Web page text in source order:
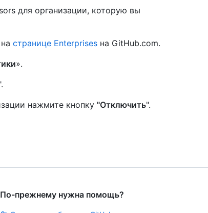
для организации, которую вы
странице Enterprises на GitHub.com.
».
нажмите кнопку "Отключить".
По-прежнему нужна помощь?